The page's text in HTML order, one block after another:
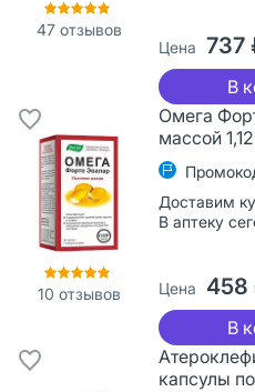
47отзывов
Цена 737
В
10 отзывов
Омега
массой
Доставим
В аптеку
Цена 458
В
капсулы